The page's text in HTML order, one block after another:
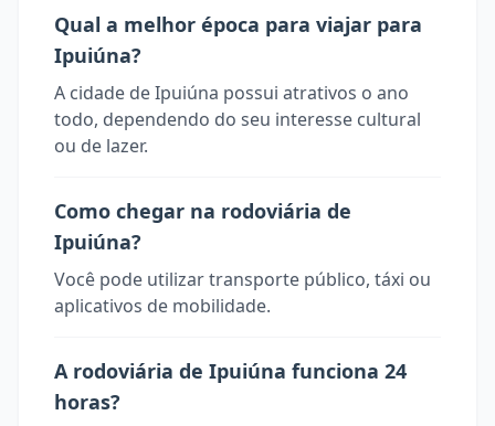
Qual a melhor época para viajar para
Ipuiúna?
A cidade de Ipuiúna possui atrativos o ano
todo, dependendo do seu interesse cultural
ou de lazer.
Como chegar na rodoviária de
Ipuiúna?
Você pode utilizar transporte público, táxi ou
aplicativos de mobilidade.
A rodoviária de Ipuiúna funciona 24
horas?